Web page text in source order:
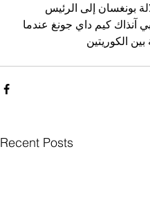
بونغسان إلى الرئيس
آنذاك كيم داي جونغ عندما
الكوريتين
Recent Posts